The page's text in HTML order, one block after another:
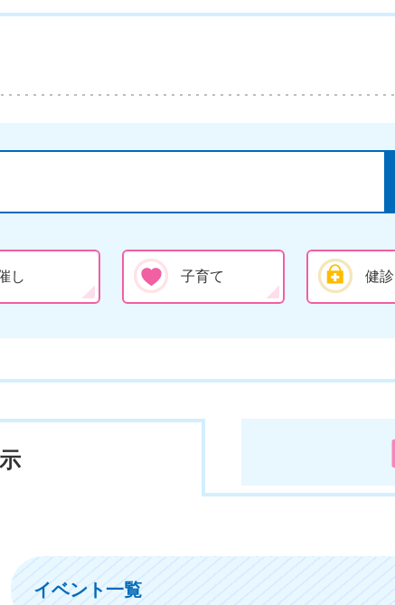
し 子育て 健
イベント一覧